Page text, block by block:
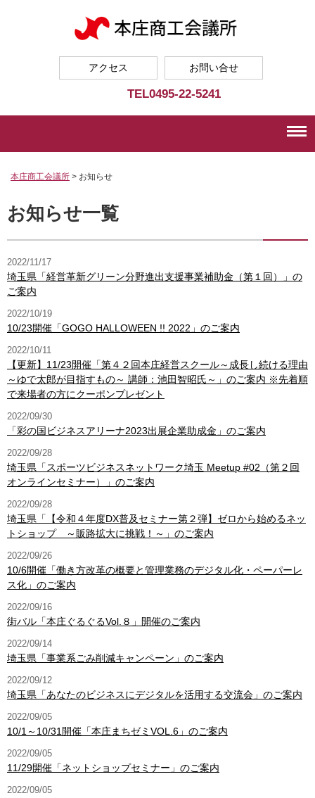
アクセス お問い合せ
TEL0495-22-5241
本庄商工会議所 > お知らせ
お知らせ一覧
2022/11/17
埼玉県「経営革新グリーン分野進出支援事業補助金（第１回）」の
ご案内
2022/10/19
10/23開催「GOGO HALLOWEEN !! 2022」のご案内
2022/10/11
【更新】11/23開催「第４２回本庄経営スクール～成長し続ける理由
～ゆで太郎が目指すもの～ 講師：池田智昭氏～」のご案内 ※先着順
で来場者の方にクーポンプレゼント
2022/09/30
「彩の国ビジネスアリーナ2023出展企業助成金」のご案内
2022/09/28
埼玉県「スポーツビジネスネットワーク埼玉 Meetup #02（第２回
オンラインセミナー）」のご案内
2022/09/28
埼玉県「【令和４年度DX普及セミナー第２弾】ゼロから始めるネッ
トショップ ～販路拡大に挑戦！～」のご案内
2022/09/26
10/6開催「働き方改革の概要と管理業務のデジタル化・ペーパーレ
ス化」のご案内
2022/09/16
街バル「本庄ぐるぐるVol.８」開催のご案内
2022/09/14
埼玉県「事業系ごみ削減キャンペーン」のご案内
2022/09/12
埼玉県「あなたのビジネスにデジタルを活用する交流会」のご案内
2022/09/05
10/1～10/31開催「本庄まちゼミVOL.6」のご案内
2022/09/05
11/29開催「ネットショップセミナー」のご案内
2022/09/05